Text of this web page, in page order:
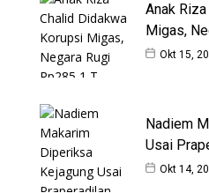
Anak
Migas,
Okt 15,
Nadiem
Usai
Okt 14,